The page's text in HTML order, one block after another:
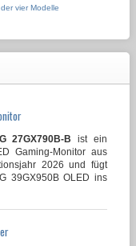
vier Modelle
27GX790B-B
ist ein
Gaming-Monitor aus
2026 und fügt
39GX950B OLED ins